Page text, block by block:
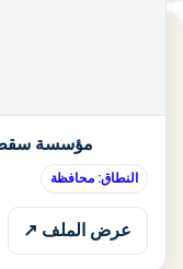
مؤسسة سقطرى
النطاق: محافظة
عرض الملف ↗